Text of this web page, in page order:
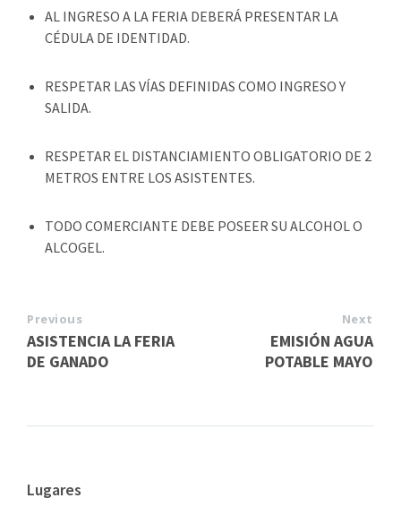
AL INGRESO A LA FERIA DEBERÁ PRESENTAR LA
CÉDULA DE IDENTIDAD.
RESPETAR LAS VÍAS DEFINIDAS COMO INGRESO Y
SALIDA.
RESPETAR EL DISTANCIAMIENTO OBLIGATORIO DE 2
METROS ENTRE LOS ASISTENTES.
TODO COMERCIANTE DEBE POSEER SU ALCOHOL O
ALCOGEL.
Previous
ASISTENCIA LA FERIA
DE GANADO
Next
EMISIÓN AGUA
POTABLE MAYO
Lugares